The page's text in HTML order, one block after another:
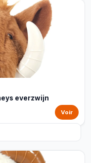
everzwijn
Voir